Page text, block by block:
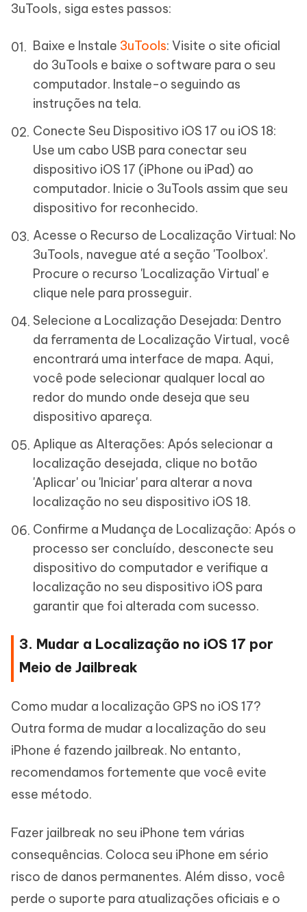
3uTools, siga estes passos:
Baixe e Instale 3uTools: Visite o site oficial
do 3uTools e baixe o software para o seu
computador. Instale-o seguindo as
instruções na tela.
Conecte Seu Dispositivo iOS 17 ou iOS 18:
Use um cabo USB para conectar seu
dispositivo iOS 17 (iPhone ou iPad) ao
computador. Inicie o 3uTools assim que seu
dispositivo for reconhecido.
Acesse o Recurso de Localização Virtual: No
3uTools, navegue até a seção 'Toolbox'.
Procure o recurso 'Localização Virtual' e
clique nele para prosseguir.
Selecione a Localização Desejada: Dentro
da ferramenta de Localização Virtual, você
encontrará uma interface de mapa. Aqui,
você pode selecionar qualquer local ao
redor do mundo onde deseja que seu
dispositivo apareça.
Aplique as Alterações: Após selecionar a
localização desejada, clique no botão
'Aplicar' ou 'Iniciar' para alterar a nova
localização no seu dispositivo iOS 18.
Confirme a Mudança de Localização: Após o
processo ser concluído, desconecte seu
dispositivo do computador e verifique a
localização no seu dispositivo iOS para
garantir que foi alterada com sucesso.
3. Mudar a Localização no iOS 17 por
Meio de Jailbreak
Como mudar a localização GPS no iOS 17?
Outra forma de mudar a localização do seu
iPhone é fazendo jailbreak. No entanto,
recomendamos fortemente que você evite
esse método.
Fazer jailbreak no seu iPhone tem várias
consequências. Coloca seu iPhone em sério
risco de danos permanentes. Além disso, você
perde o suporte para atualizações oficiais e o